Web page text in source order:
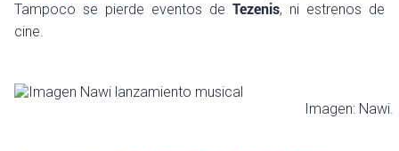
Tampoco se pierde eventos de Tezenis, ni estrenos de
cine.
Imagen: Nawi.